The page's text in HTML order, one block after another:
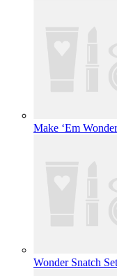
Make ‘Em
Wonder Snatch